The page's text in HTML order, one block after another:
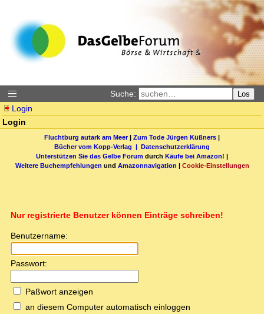
Suche: Los
Login
Login
Fluchtburg autark am Meer| Zum Tode Jürgen Küßners |
Bücher vom Kopp-Verlag | Datenschutzerklärung
Unterstützen Sie das Gelbe Forum durch Käufe bei Amazon! |
Weitere Buchempfehlungen und Amazonnavigation | Cookie-Einstellungen
Nur registrierte Benutzer können Einträge schreiben!
Benutzername:
Passwort:
Paßwort anzeigen
an diesem Computer automatisch einloggen